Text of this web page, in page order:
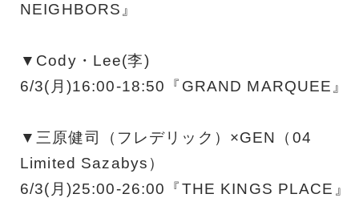
NEIGHBORS』
▼Cody・Lee(李)
6/3(月)16:00-18:50『GRAND MARQUEE』
▼三原健司（フレデリック）×GEN（04
Limited Sazabys）
6/3(月)25:00-26:00『THE KINGS PLACE』